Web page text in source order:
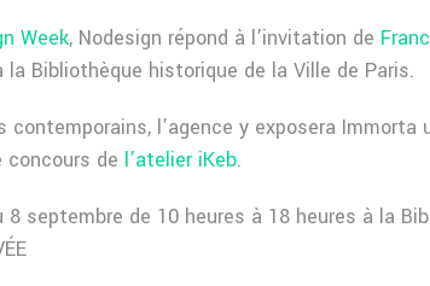
Week, Nodesign répond à l’invitation de
Bibliothèque historique de la Ville de Paris.
l’agence y exposera Immorta
concours de l’atelier iKeb.
8 septembre de 10 heures à 18 heures à la